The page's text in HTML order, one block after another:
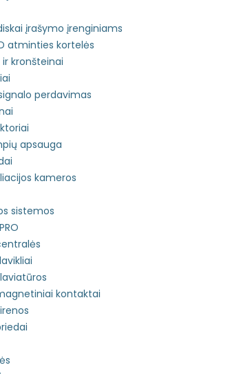
įrašymo įrenginiams
atminties kortelės
ir kronšteinai
perdavimas
apsauga
kameros
sistemos
kontaktai